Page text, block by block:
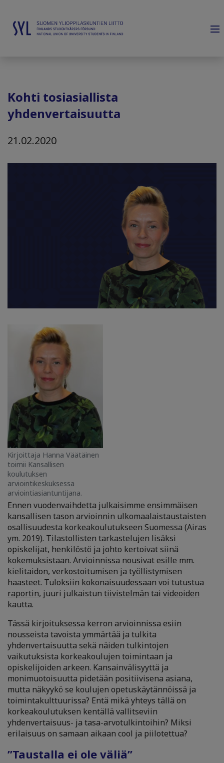
Kohti tosiasiallista
yhdenvertaisuutta
21.02.2020
Kirjoittaja Hanna Väätäinen
toimii Kansallisen
koulutuksen
arviointikeskuksessa
arviointiasiantuntijana.
Ennen vuodenvaihdetta julkaisimme ensimmäisen
kansallisen tason arvioinnin ulkomaalaistaustaisten
osallisuudesta korkeakoulutukseen Suomessa (Airas
ym. 2019). Tilastollisten tarkastelujen lisäksi
opiskelijat, henkilöstö ja johto kertoivat siinä
kokemuksistaan. Arvioinnissa nousivat esille mm.
kielitaidon, verkostoitumisen ja työllistymisen
haasteet. Tuloksiin kokonaisuudessaan voi tutustua
raportin, juuri julkaistun tiivistelmän tai videoiden
kautta.
Tässä kirjoituksessa kerron arvioinnissa esiin
nousseista tavoista ymmärtää ja tulkita
yhdenvertaisuutta sekä näiden tulkintojen
vaikutuksista korkeakoulujen toimintaan ja
opiskelijoiden arkeen. Kansainvälisyyttä ja
monimuotoisuutta pidetään positiivisena asiana,
mutta näkyykö se koulujen opetuskäytännöissä ja
toimintakulttuurissa? Entä mikä yhteys tällä on
korkeakoulutuksen kentällä vallitseviin
yhdenvertaisuus- ja tasa-arvotulkintoihin? Miksi
erilaisuus on samaan aikaan cool ja piilotettua?
”Taustalla ei ole väliä”